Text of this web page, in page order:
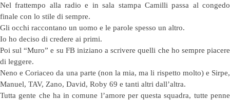
Nel frattempo alla radio e in sala stampa Camilli passa al congedo
finale con lo stile di sempre.
Gli occhi raccontano un uomo e le parole spesso un altro.
Io ho deciso di credere ai primi.
Poi sul “Muro” e su FB iniziano a scrivere quelli che ho sempre piacere
di leggere.
Neno e Coriaceo da una parte (non la mia, ma li rispetto molto) e Sirpe,
Manuel, TAV, Zano, David, Roby 69 e tanti altri dall’altra.
Tutta gente che ha in comune l’amore per questa squadra, tutte penne